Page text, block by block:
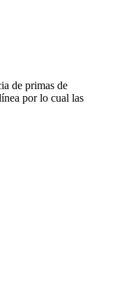
de primas de
por lo cual las